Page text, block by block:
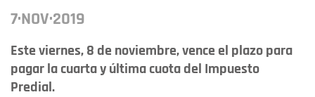
7·NOV·2019
Este viernes, 8 de noviembre, vence el plazo para
pagar la cuarta y última cuota del Impuesto
Predial.